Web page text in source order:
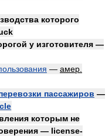
которого
у изготовителя —
— амер.
пассажиров —
которым не
— license-